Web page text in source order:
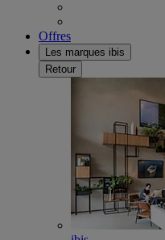
Offres
Les marques ibis
Retour